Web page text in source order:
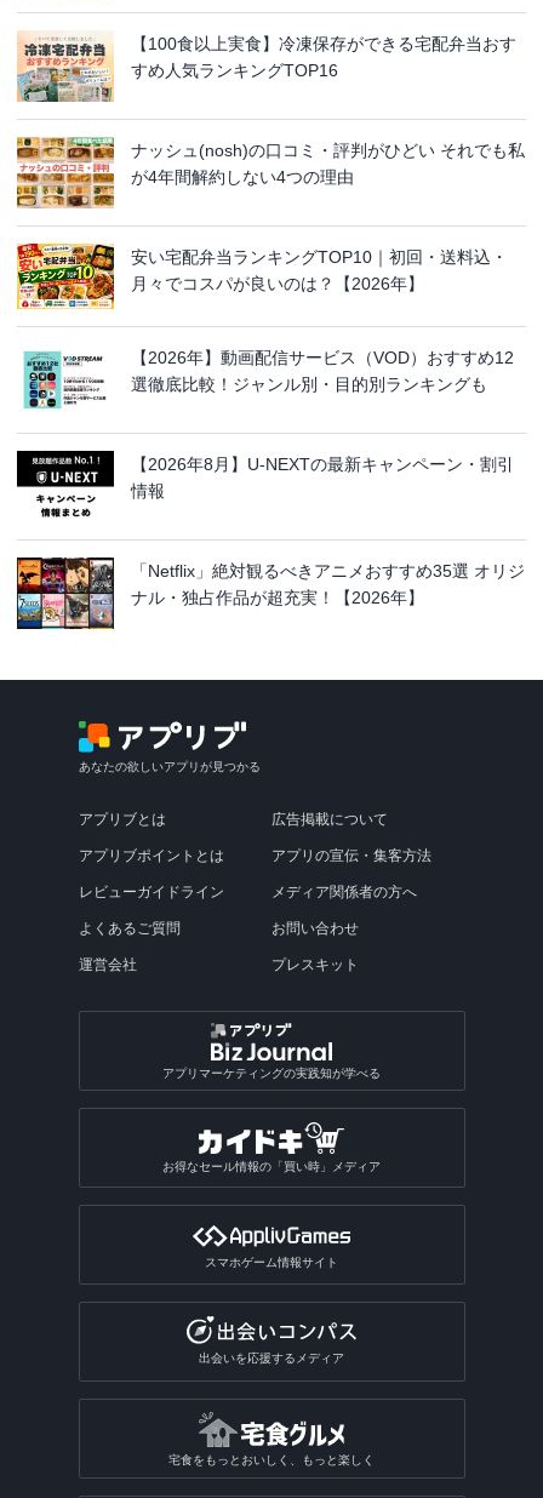
【100食以上実食】冷凍保存ができる宅配弁当おす
すめ人気ランキングTOP16
ナッシュ(nosh)の口コミ・評判がひどい それでも私
が4年間解約しない4つの理由
安い宅配弁当ランキングTOP10｜初回・送料込・
月々でコスパが良いのは？【2026年】
【2026年】動画配信サービス（VOD）おすすめ12
選徹底比較！ジャンル別・目的別ランキングも
【2026年8月】U-NEXTの最新キャンペーン・割引
情報
「Netflix」絶対観るべきアニメおすすめ35選 オリジ
ナル・独占作品が超充実！【2026年】
あなたの欲しいアプリが見つかる
アプリブとは
アプリブポイントとは
レビューガイドライン
よくあるご質問
運営会社
広告掲載について
アプリの宣伝・集客方法
メディア関係者の方へ
お問い合わせ
プレスキット
アプリマーケティングの実践知が学べる
お得なセール情報の「買い時」メディア
スマホゲーム情報サイト
出会いを応援するメディア
宅食をもっとおいしく、もっと楽しく